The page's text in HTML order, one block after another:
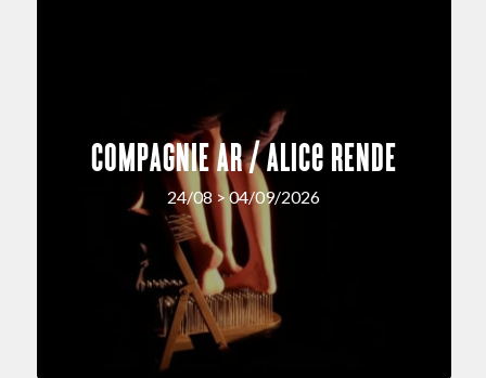
COMPAGNIE AR / Alice RENDE
24/08 > 04/09/2026